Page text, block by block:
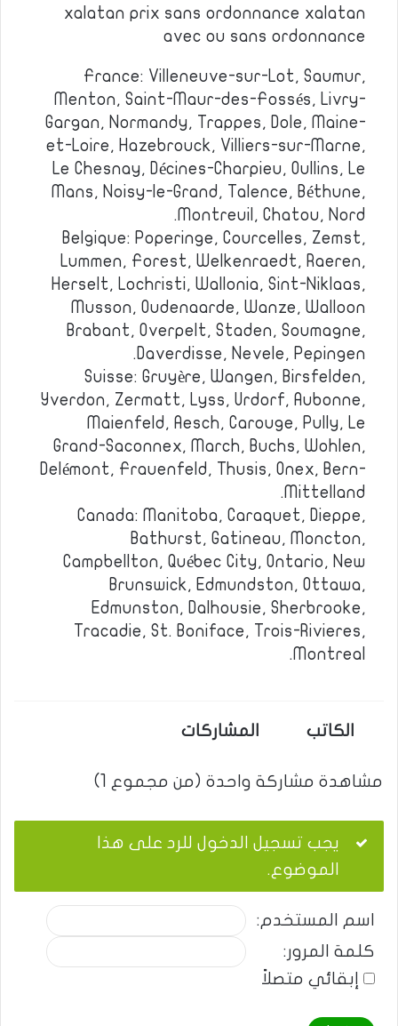
xalatan prix sans ordonnance xalatan
avec ou sans ordonnance
France: Villeneuve-sur-Lot, Saumur,
Menton, Saint-Maur-des-Fossés, Livry-
Gargan, Normandy, Trappes, Dole, Maine-
et-Loire, Hazebrouck, Villiers-sur-Marne,
Le Chesnay, Décines-Charpieu, Oullins, Le
Mans, Noisy-le-Grand, Talence, Béthune,
Montreuil, Chatou, Nord.
Belgique: Poperinge, Courcelles, Zemst,
Lummen, Forest, Welkenraedt, Raeren,
Herselt, Lochristi, Wallonia, Sint-Niklaas,
Musson, Oudenaarde, Wanze, Walloon
Brabant, Overpelt, Staden, Soumagne,
Daverdisse, Nevele, Pepingen.
Suisse: Gruyère, Wangen, Birsfelden,
Yverdon, Zermatt, Lyss, Urdorf, Aubonne,
Maienfeld, Aesch, Carouge, Pully, Le
Grand-Saconnex, March, Buchs, Wohlen,
Delémont, Frauenfeld, Thusis, Onex, Bern-
Mittelland.
Canada: Manitoba, Caraquet, Dieppe,
Bathurst, Gatineau, Moncton,
Campbellton, Québec City, Ontario, New
Brunswick, Edmundston, Ottawa,
Edmunston, Dalhousie, Sherbrooke,
Tracadie, St. Boniface, Trois-Rivieres,
Montreal.
الكاتب المشاركات
مشاهدة مشاركة واحدة (من مجموع 1)
يجب تسجيل الدخول للرد على هذا
الموضوع.
اسم المستخدم:
كلمة المرور:
إبقائي متصلاً